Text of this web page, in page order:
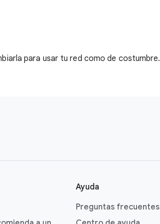
para usar tu red como de costumbre.
Ayuda
Preguntas frecuentes